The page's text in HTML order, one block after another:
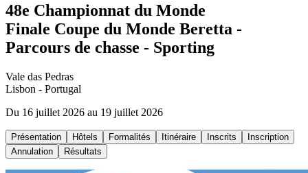
48e Championnat du Monde
Finale Coupe du Monde Beretta -
Parcours de chasse - Sporting
Vale das Pedras
Lisbon - Portugal
Du 16 juillet 2026 au 19 juillet 2026
Présentation Hôtels Formalités Itinéraire Inscrits
Inscription
Annulation
Résultats